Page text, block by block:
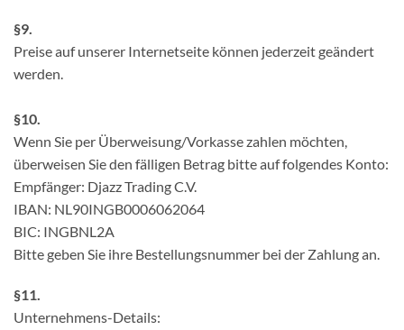
§9.
Preise auf unserer Internetseite können jederzeit geändert
werden.
§10.
Wenn Sie per Überweisung/Vorkasse zahlen möchten,
überweisen Sie den fälligen Betrag bitte auf folgendes Konto:
Empfänger: Djazz Trading C.V.
IBAN: NL90INGB0006062064
BIC: INGBNL2A
Bitte geben Sie ihre Bestellungsnummer bei der Zahlung an.
§11.
Unternehmens-Details: